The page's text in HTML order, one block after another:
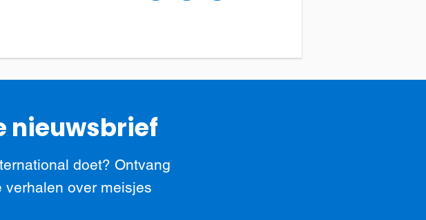
nieuwsbrief
doet? Ontvang
over meisjes